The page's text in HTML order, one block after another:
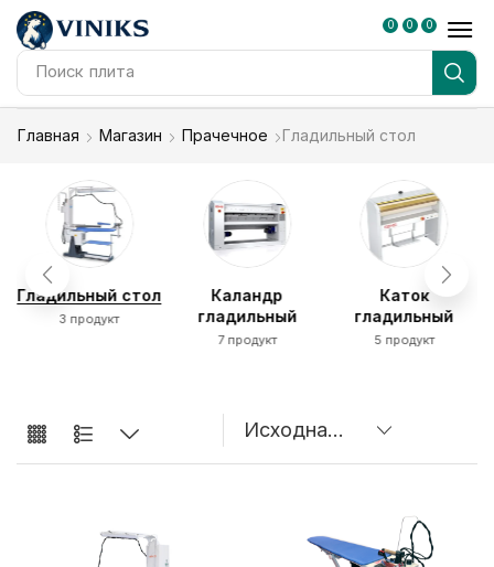
Поиск плита
0 0 0
Главная Магазин Прачечное Гладильный стол
Гладильный стол
3 продукт
Каландр
гладильный
7 продукт
Каток
гладильный
5 продукт